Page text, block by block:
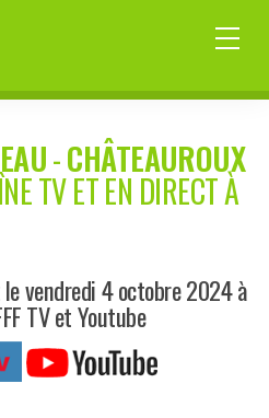
-CHÂTEAUROUX
TV ET EN DIRECT À
vendredi 4 octobre 2024 à
TV et Youtube